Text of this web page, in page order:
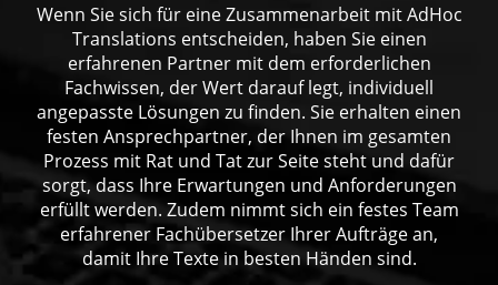
Wenn Sie sich für eine Zusammenarbeit mit AdHoc
Translations entscheiden, haben Sie einen
erfahrenen Partner mit dem erforderlichen
Fachwissen, der Wert darauf legt, individuell
angepasste Lösungen zu finden. Sie erhalten einen
festen Ansprechpartner, der Ihnen im gesamten
Prozess mit Rat und Tat zur Seite steht und dafür
sorgt, dass Ihre Erwartungen und Anforderungen
erfüllt werden. Zudem nimmt sich ein festes Team
erfahrener Fachübersetzer Ihrer Aufträge an,
damit Ihre Texte in besten Händen sind.